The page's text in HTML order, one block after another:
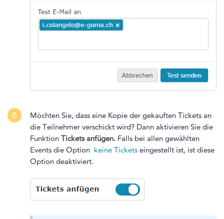
8
Möchten Sie, dass eine Kopie der gekauften Tickets an
die Teilnehmer verschickt wird? Dann aktivieren Sie die
Funktion Tickets anfügen. Falls bei allen gewählten
Events die Option keine Tickets eingestellt ist, ist diese
Option deaktiviert.